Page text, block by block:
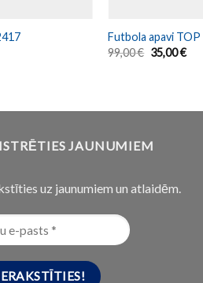
Futbola apavi TOP
99,00€ 35,00€
JAUNUMIEM
uz jaunumiem un atlaidēm.